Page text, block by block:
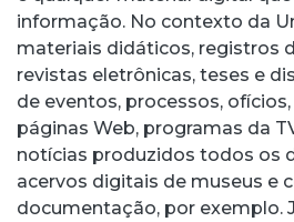
informação. No contexto da
materiais didáticos, registros
revistas eletrônicas, teses e
de eventos, processos,
páginas Web, programas da
notícias produzidos todos os
acervos digitais de museus e
documentação, por exemplo.